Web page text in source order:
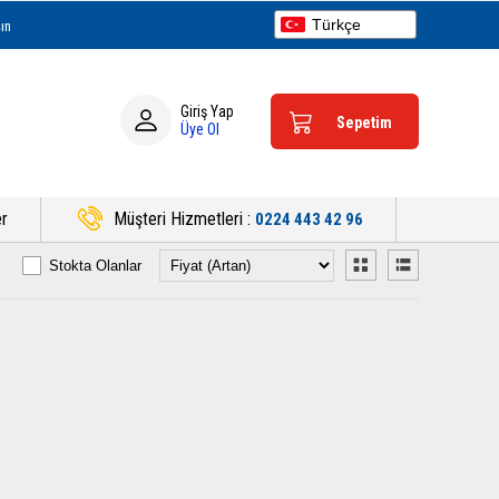
Türkçe
English
Deutsch
Sepetim
Giriş Yap
Üye Ol
Müşteri Hizmetleri : 0224 443 42 96
Stokta Olanlar